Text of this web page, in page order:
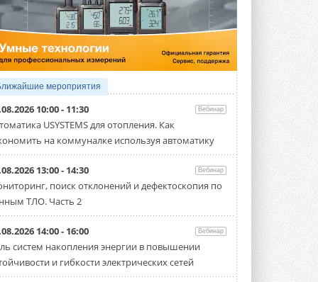
5 АВГУСТА 2026
21-й ежегодный форум
«ЦОД-2026»
Мероприятие пройдет 2-3 сентября в
отеле Radisson Slavyanskaya. Форум
посетит более двух тысяч участников ...
5 АВГУСТА 2026
Китайская Shenling представила
линейку тепловых насосов
«воздух-вода» на R290
Серия ThermaX R290 All-In-One
включает три модели ...
Тепловые насосы в связке с
солнечной генерацией и
накопителем снижают
потребление на 60%
Исследователи из Италии установили ...
4 АВГУСТА 2026
мероприятия
10:00 - 11:30 Вебинар
USYSTEMS для отопления. Как
на коммуналке используя автоматику
13:00 - 14:30 Вебинар
поиск отклонений и дефектоскопия по
ТЛО. Часть 2
14:00 - 16:00 Вебинар
систем накопления энергии в повышении
и гибкости электрических сетей